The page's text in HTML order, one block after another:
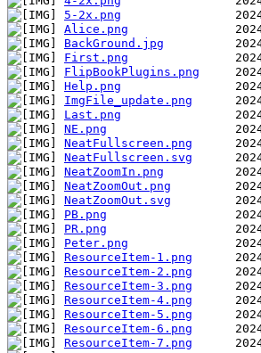
5-2x.png
Alice.png
BackGround.jpg
First.png
FlipBookPlugins.png
Help.png
ImgFile_update.png
Last.png
NE.png
NeatFullscreen.png
NeatFullscreen.svg
NeatZoomIn.png
NeatZoomOut.png
NeatZoomOut.svg
PB.png
PR.png
Peter.png
ResourceItem-1.png
ResourceItem-2.png
ResourceItem-3.png
ResourceItem-4.png
ResourceItem-5.png
ResourceItem-6.png
ResourceItem-7.png